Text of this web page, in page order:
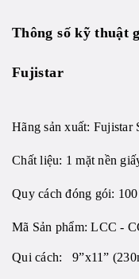
Thông số kỹ thuật
Fujistar
Hãng sản xuất: Fujistar
Chất liệu: 1 mặt nền
Quy cách đóng gói:
Mã Sản phẩm: LCC -
Qui cách: 9”x11”